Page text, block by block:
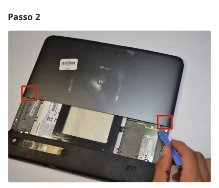
Aggiungi Commento
Annulla Pubblica commento
Passo 2